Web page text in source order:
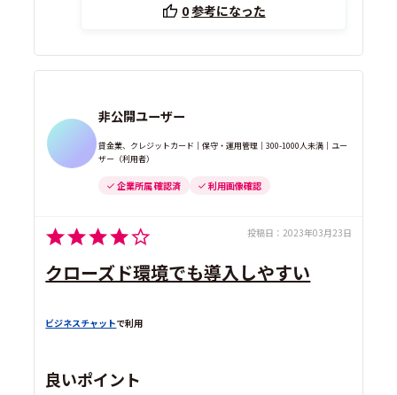
0参考になった
非公開ユーザー
貸金業、クレジットカード｜保守・運用管理｜300-1000人未満｜ユー
ザー（利用者）
企業所属 確認済 利用画像確認
投稿日： 2023年03月23日
クローズド環境でも導入しやすい
ビジネスチャットで利用
良いポイント